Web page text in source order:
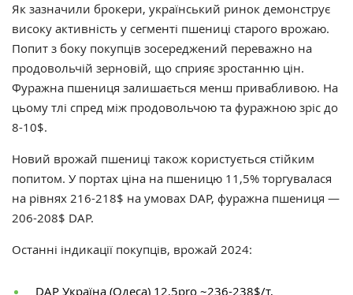
Як зазначили брокери, український ринок демонструє
високу активність у сегменті пшениці старого врожаю.
Попит з боку покупців зосереджений переважно на
продовольчій зерновій, що сприяє зростанню цін.
Фуражна пшениця залишається менш привабливою. На
цьому тлі спред між продовольчою та фуражною зріс до
8-10$.
Новий врожай пшениці також користується стійким
попитом. У портах ціна на пшеницю 11,5% торгувалася
на рівнях 216-218$ на умовах DAP, фуражна пшениця —
206-208$ DAP.
Останні індикації покупців, врожай 2024:
DAP Україна (Одеса) 12,5pro ~236-238$/т,